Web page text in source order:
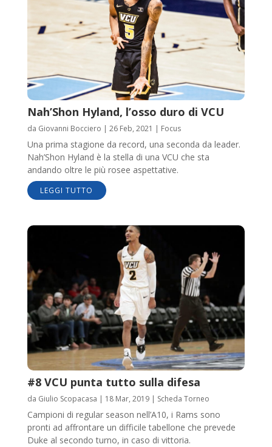
Nah’Shon Hyland, l’osso duro di VCU
da Giovanni Bocciero | 26 Feb, 2021 | Focus
Una prima stagione da record, una seconda da leader.
Nah’Shon Hyland è la stella di una VCU che sta
andando oltre le più rosee aspettative.
LEGGI TUTTO
#8 VCU punta tutto sulla difesa
da Giulio Scopacasa | 18 Mar, 2019| Scheda Torneo
Campioni di regular season nell’A10, i Rams sono
pronti ad affrontare un difficile tabellone che prevede
Duke al secondo turno, in caso di vittoria.